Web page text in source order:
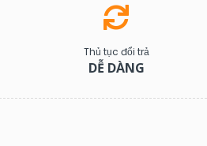
Thủ tục đổi trả
DỄ DÀNG